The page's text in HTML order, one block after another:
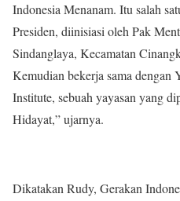
Indonesia Menanam. Itu salah
Presiden, diinisiasi oleh Pak
Sindanglaya, Kecamatan
Kemudian bekerja sama dengan
Institute, sebuah yayasan yang
Hidayat,” ujarnya.
Dikatakan Rudy, Gerakan